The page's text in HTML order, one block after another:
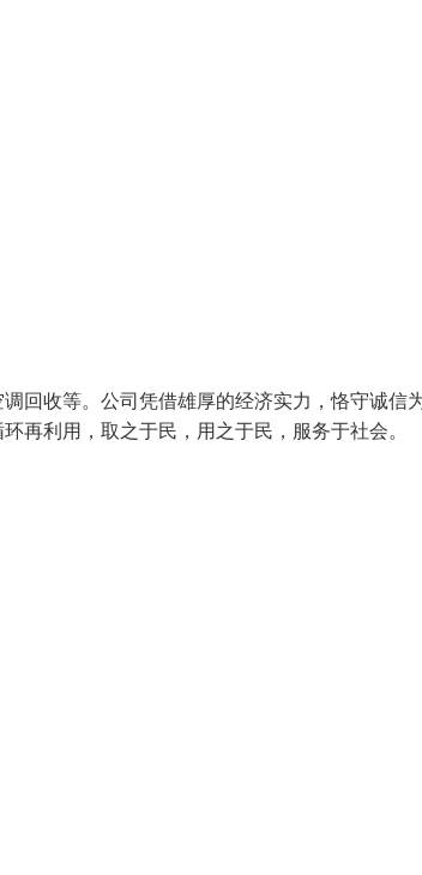
回收等。公司凭借雄厚的经济实力，恪守诚信
环再利用，取之于民，用之于民，服务于社